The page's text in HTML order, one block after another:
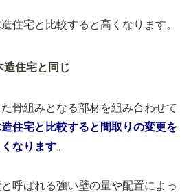
住宅と比較すると高くなります。
造住宅と同じ
骨組みとなる部材を組み合わせて
住宅と比較すると間取りの変更を
なります。
呼ばれる強い壁の量や配置によっ